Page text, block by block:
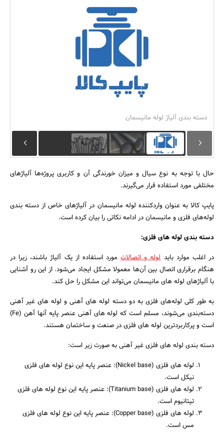
دسته بندی آلیاژ لوله مانیسمان
حال با توجه به نوع سیال و میزان خورندگی آن و کاربری پروژه‌ها آلیاژهای
مختلفی مورد استفاده قرار می‌گیرند.
پایپ کالا به عنوان واردکننده لوله مانیسمان در آلیاژهای خاص از دسته بندی
لوله‌های فلزی و مانیسمان در ادامه نکاتی را بیان کرده است.
دسته بندی لوله های فلزی:
در اغلب موارد بایدلوله و اتصالاتمورد استفاده از یک آلیاژ باشند، زیرا در
هنگام برقراری اتصال بین آن‌ها معمولا مشکل ایجاد می‌شود. از این رو آشنایی
با آلیاژهای لوله های مانیسمان می‌تواند این مشکل را حل کند.
به طور کلی لوله‌های فلزی به دو دسته لوله‌ های آهنی و لوله های غیر آهنی
دسته‌بندی می‌شوند، مسلم است که لوله های آهنی عنصر پایه آنها آهن (Fe)
است و پرکاربردترین لوله های فلزی در صنعت و ساختمان هستند.
دسته بندی لوله های فلزی غیر آهنی به صورت زیر است:
لوله های فلزی (Nickel base): عنصر پایه این نوع لوله های فلزی
نیکل است.
لوله های فلزی (Titanium base): عنصر پایه این نوع لوله های فلزی
تیتانیوم است.
لوله های فلزی (Copper base): عنصر پایه این نوع لوله های فلزی
مس است.